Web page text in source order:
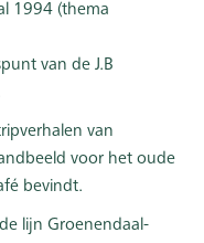
1994 (thema
van de J.B
van
voor het oude
bevindt.
lijn Groenendaal-